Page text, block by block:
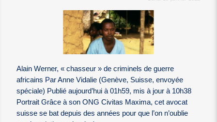
Alain Werner, « chasseur » de criminels de guerre
africains Par Anne Vidalie (Genève, Suisse, envoyée
spéciale) Publié aujourd’hui à 01h59, mis à jour à 10h38
Portrait Grâce à son ONG Civitas Maxima, cet avocat
suisse se bat depuis des années pour que l’on n’oublie